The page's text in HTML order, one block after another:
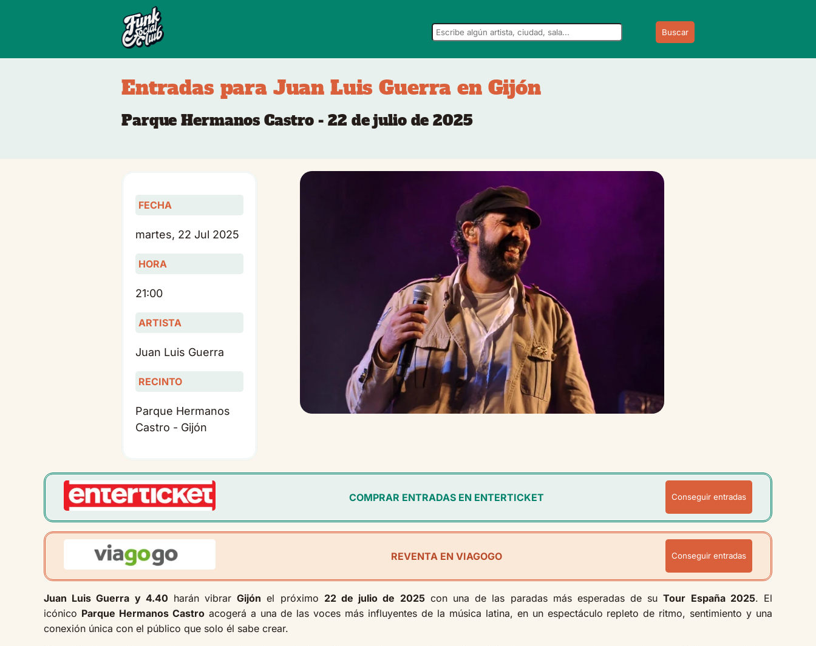
Buscar
Entradas para Juan Luis Guerra en Gijón
Parque Hermanos Castro - 22 de julio de 2025
FECHA
martes, 22 Jul 2025
HORA
21:00
ARTISTA
Juan Luis Guerra
RECINTO
Parque Hermanos
Castro - Gijón
COMPRAR ENTRADAS EN ENTERTICKET Conseguir entradas
REVENTA EN VIAGOGO Conseguir entradas
Juan Luis Guerra y 4.40 harán vibrarGijón el próximo 22 de julio de 2025con una de las paradas más esperadas de suTour España 2025. El
icónico Parque Hermanos Castroacogerá a una de las voces más influyentes de la música latina, en un espectáculo repleto de ritmo, sentimiento y una
conexión única con el público que solo él sabe crear.